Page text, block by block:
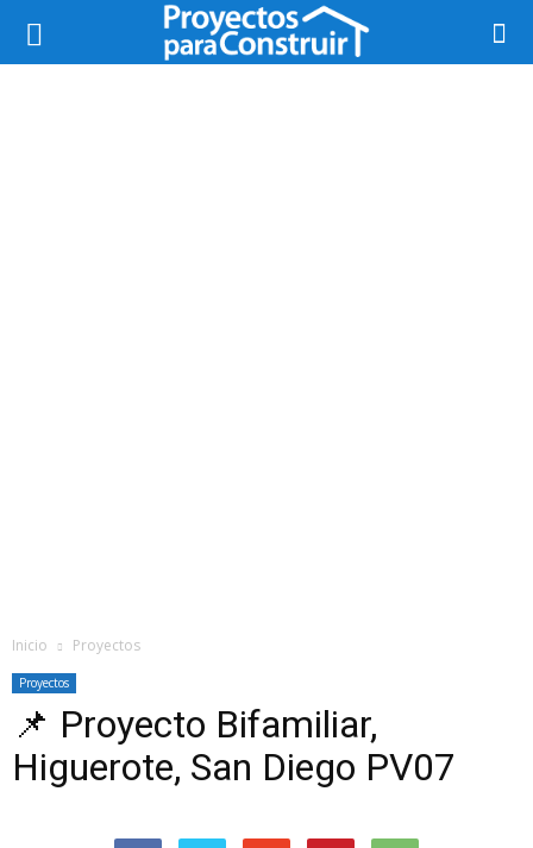
Inicio Proyectos
Proyectos
📌 Proyecto Bifamiliar,
Higuerote, San Diego PV07